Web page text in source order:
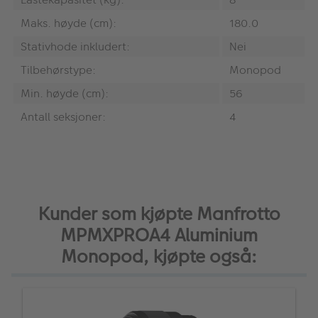
Maks. høyde (cm):
180.0
Stativhode inkludert:
Nei
Tilbehørstype:
Monopod
Min. høyde (cm):
56
Antall seksjoner:
4
Kunder som kjøpte Manfrotto
MPMXPROA4 Aluminium
Monopod, kjøpte også: